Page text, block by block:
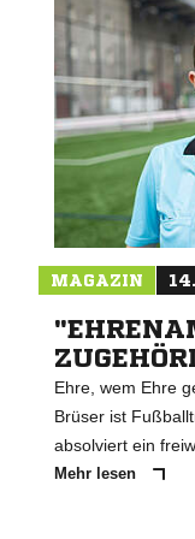
MAGAZIN
Ehre, wem Ehre
Brüser ist
absolviert ein
Mehr lesen